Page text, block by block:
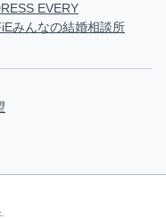
EVERY
みんなの結婚相談所